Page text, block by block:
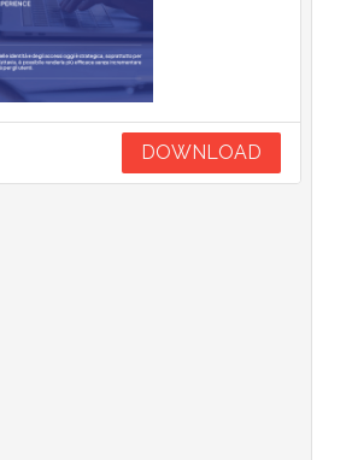
DOWNLOAD